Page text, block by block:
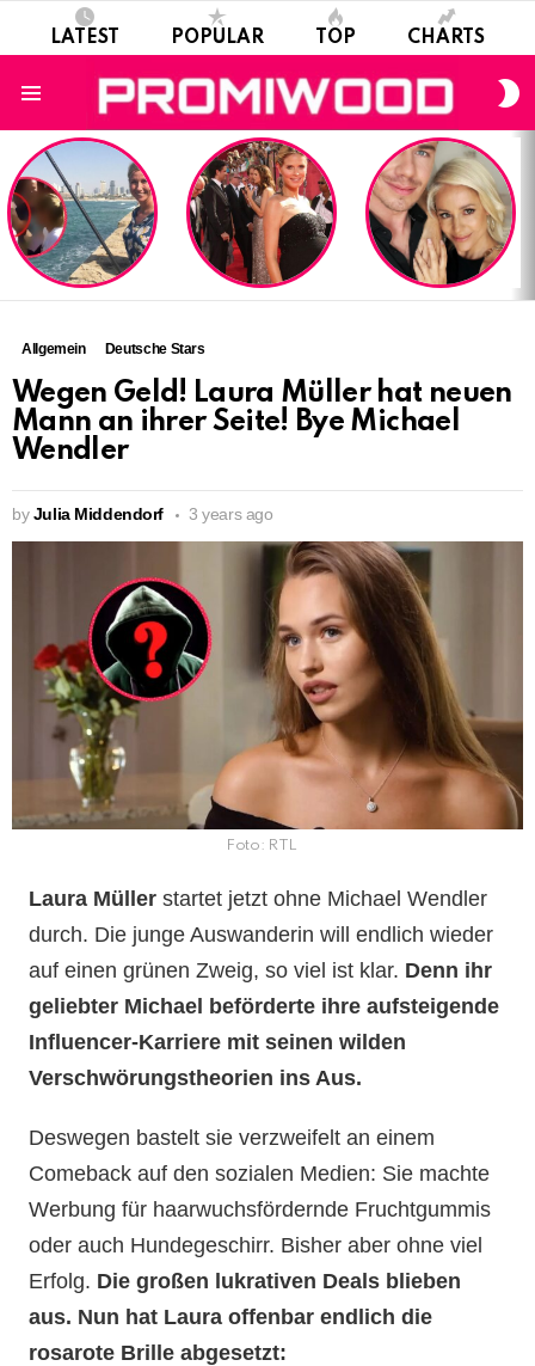
LATEST POPULAR TOP CHARTS
LATEST
STORIES
Allgemein Deutsche Stars
Wegen Geld! Laura Müller hat neuen
Mann an ihrer Seite! Bye Michael
Wendler
by Julia Middendorf 3 years ago
Foto: RTL
Laura Müller startet jetzt ohne Michael Wendler
durch. Die junge Auswanderin will endlich wieder
auf einen grünen Zweig, so viel ist klar. Denn ihr
geliebter Michael beförderte ihre aufsteigende
Influencer-Karriere mit seinen wilden
Verschwörungstheorien ins Aus.
Deswegen bastelt sie verzweifelt an einem
Comeback auf den sozialen Medien: Sie machte
Werbung für haarwuchsfördernde Fruchtgummis
oder auch Hundegeschirr. Bisher aber ohne viel
Erfolg. Die großen lukrativen Deals blieben
aus. Nun hat Laura offenbar endlich die
rosarote Brille abgesetzt: